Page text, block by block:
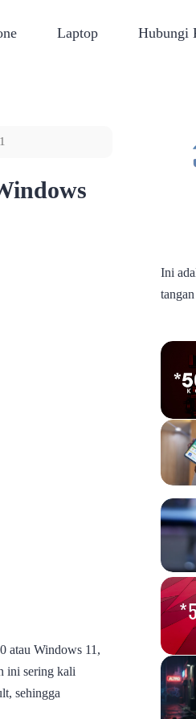
Laptop Hubungi
atau Windows 11,
ini sering kali
sehingga
Ini